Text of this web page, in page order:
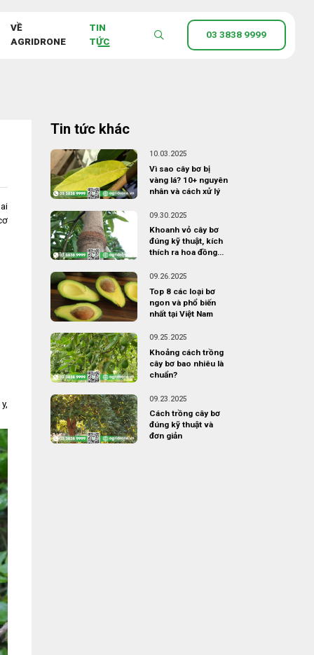
VỀ
AGRIDRONE
TIN
TỨC
03 3838 9999
Tin tức khác
10.03.2025
Vì sao cây bơ bị
vàng lá? 10+ nguyên
nhân và cách xử lý
09.30.2025
Khoanh vỏ cây bơ
đúng kỹ thuật, kích
thích ra hoa đồng
09.26.2025
Top 8 các loại bơ
ngon và phổ biến
nhất tại Việt Nam
09.25.2025
Khoảng cách trồng
cây bơ bao nhiêu là
chuẩn?
09.23.2025
Cách trồng cây bơ
đúng kỹ thuật và
đơn giản